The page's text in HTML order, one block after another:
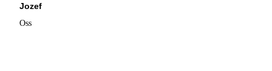
Jozef
Oss